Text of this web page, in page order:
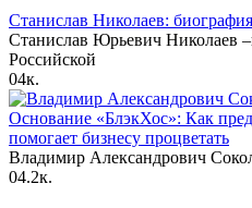
Станислав Николаев: биография
Станислав Юрьевич Николаев
Российской
04к.
Основание «БлэкХос»: Как
помогает бизнесу процветать
Владимир Александрович
04.2к.